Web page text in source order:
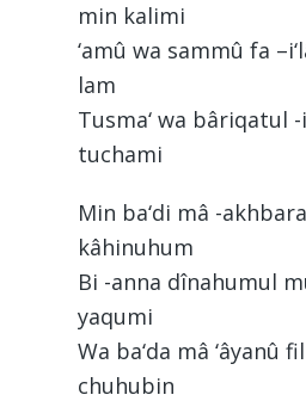
min kalimi
‘amû wa sammû fa
lam
Tusma‘ wa bâriqatul
tuchami
Min ba‘di mâ -
kâhinuhum
Bi -anna dînahumul
yaqumi
Wa ba‘da mâ ‘âyanû
chuhubin